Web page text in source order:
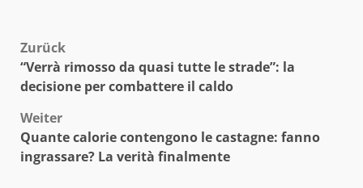
Beitragsnavigation
Zurück
“Verrà rimosso da quasi tutte le strade”: la
decisione per combattere il caldo
Weiter
Quante calorie contengono le castagne: fanno
ingrassare? La verità finalmente